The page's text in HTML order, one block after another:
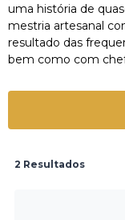
uma história de
mestria artesanal
resultado das
bem como com
2 Resultados